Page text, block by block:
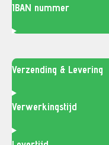
IBAN nummer
Verzending & Levering
Verwerkingstijd